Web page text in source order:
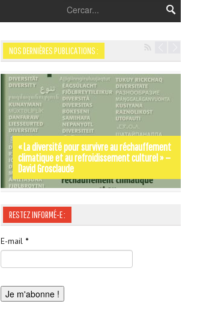
NOS DERNIÈRES PUBLICATIONS :
Navigation
« La diversité pour survivre au réchauffement
climatique et au refroidissement culturel » —
David Grosclaude
Par les rues et les chemins de SIGNES-SIGNA –
Gérard Tautil
Occitània Moments d’Histoire de Jordi
LABOUYSSE
RESTEZ INFORMÉ-E :
E-mail *